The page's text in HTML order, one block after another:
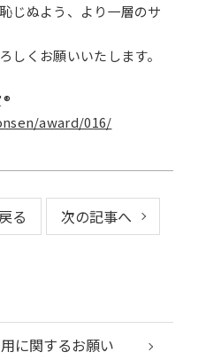
じぬよう、より一層のサ
しくお願いいたします。
award/016/
る 次の記事へ
に関するお願い